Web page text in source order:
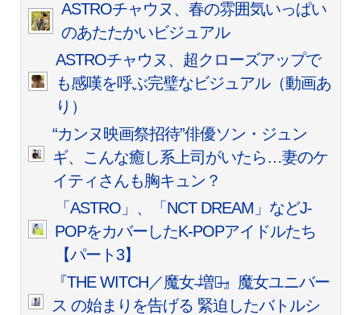
ASTROチャウヌ、春の雰囲気いっぱい
のあたたかいビジュアル
ASTROチャウヌ、超クローズアップで
も感嘆を呼ぶ完璧なビジュアル（動画あ
り）
“カンヌ映画祭招待”俳優ソン・ジュン
ギ、こんな癒し系上司がいたら…妻のケ
イティさんも胸キュン？
「ASTRO」、「NCT DREAM」などJ-
POPをカバーしたK-POPアイドルたち
【パート3】
『THE WITCH／魔⼥ ̶増殖̶』魔女ユニバー
ス の始まりを告げる 緊迫したバトルシ